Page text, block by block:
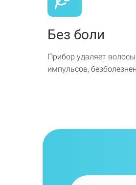
Без боли
Прибор удаляет
импульсов,